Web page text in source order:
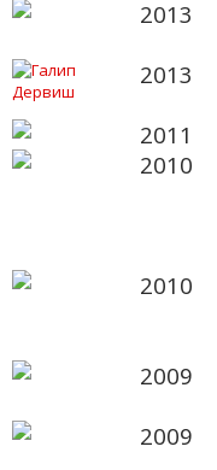
2013
2013
2011
2010
2010
2009
2009